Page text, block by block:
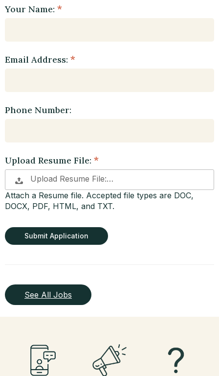
Your Name:
Email Address:
Phone Number:
Upload Resume File:
Upload Resume File:…
Attach a Resume file. Accepted file types are DOC,
DOCX, PDF, HTML, and TXT.
looking
for jobs
here.
See All Jobs